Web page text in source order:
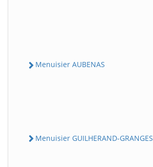
Menuisier AUBENAS
Menuisier GUILHERAND-GRANGES